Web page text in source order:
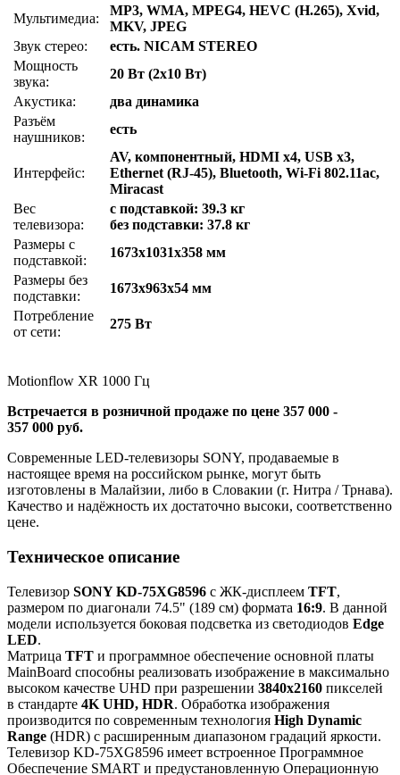
Мультимедиа:
MP3, WMA, MPEG4, HEVC (H.265), Xvid,
MKV, JPEG
Звук стерео:
есть. NICAM STEREO
Мощность
звука:
20 Вт (2х10 Вт)
Акустика:
два динамика
Разъём
наушников:
есть
Интерфейс:
AV, компонентный, HDMI x4, USB x3,
Ethernet (RJ-45), Bluetooth, Wi-Fi 802.11ac,
Miracast
Вес
телевизора:
с подставкой: 39.3 кг
без подставки: 37.8 кг
Размеры с
подставкой:
1673x1031x358 мм
Размеры без
подставки:
1673x963x54 мм
Потребление
от сети:
275 Вт
Motionflow XR 1000 Гц
Встречается в розничной продаже по цене 357 000 -
357 000 руб.
Современные LED-телевизоры SONY, продаваемые в
настоящее время на российском рынке, могут быть
изготовлены в Малайзии, либо в Словакии (г. Нитра / Трнава).
Качество и надёжность их достаточно высоки, соответственно
цене.
Техническое описание
Телевизор SONY KD-75XG8596 с ЖК-дисплеем TFT,
размером по диагонали 74.5" (189 см) формата 16:9. В данной
модели используется боковая подсветка из светодиодов Edge
LED.
Матрица TFT и программное обеспечение основной платы
MainBoard способны реализовать изображение в максимально
высоком качестве UHD при разрешении 3840x2160 пикселей
в стандарте 4K UHD, HDR. Обработка изображения
производится по современным технология High Dynamic
Range (HDR) с расширенным диапазоном градаций яркости.
Телевизор KD-75XG8596 имеет встроенное Программное
Обеспечение SMART и предустановленную Операционную